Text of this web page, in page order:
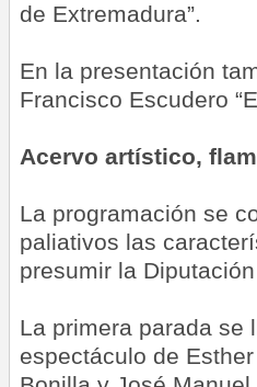
de Extremadura”.
En la presentación
Francisco Escudero
Acervo artístico,
La programación se
paliativos las
presumir la
La primera parada se
espectáculo de